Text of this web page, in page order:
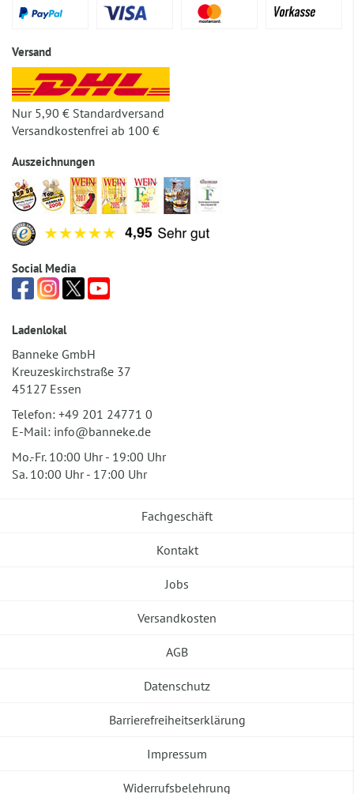
Versand
Nur 5,90 € Standardversand
Versandkostenfrei ab 100 €
Auszeichnungen
Social Media
Ladenlokal
Banneke GmbH
Kreuzeskirchstraße 37
45127 Essen
Telefon: +49 201 24771 0
E-Mail: info@banneke.de
Mo.-Fr. 10:00 Uhr - 19:00 Uhr
Sa. 10:00 Uhr - 17:00 Uhr
Fachgeschäft
Kontakt
Jobs
Versandkosten
AGB
Datenschutz
Barrierefreiheitserklärung
Impressum
Widerrufsbelehrung